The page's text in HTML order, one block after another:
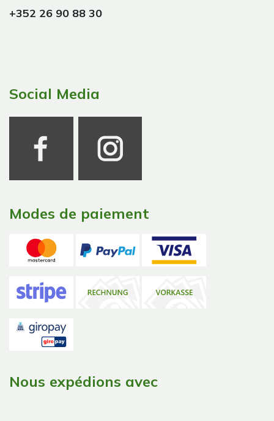
+352 26 90 88 30
Social Media
Modes de paiement
Nous expédions avec